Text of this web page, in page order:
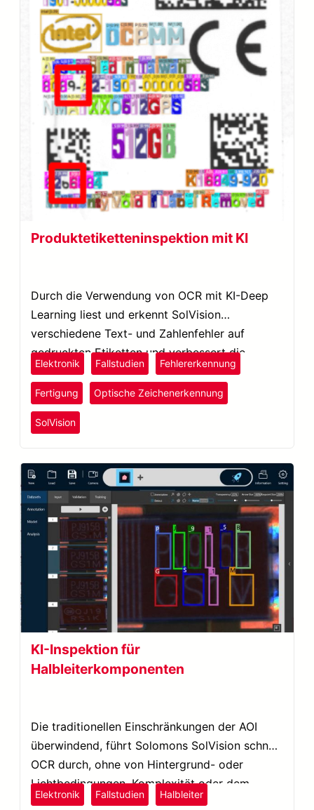
Produktetiketteninspektion mit KI
Durch die Verwendung von OCR mit KI-Deep
Learning liest und erkennt SolVision
verschiedene Text- und Zahlenfehler auf
gedruckten Etiketten und verbessert die
Inspektion von Elektronikprodukten.
Elektronik Fallstudien Fehlererkennung
Fertigung Optische Zeichenerkennung
SolVision
KI-Inspektion für
Halbleiterkomponenten
Die traditionellen Einschränkungen der AOI
überwindend, führt Solomons SolVision schnell
OCR durch, ohne von Hintergrund- oder
Lichtbedingungen, Komplexität oder dem
Erscheinungsbild der Seriennummer beeinflusst
Elektronik Fallstudien Halbleiter